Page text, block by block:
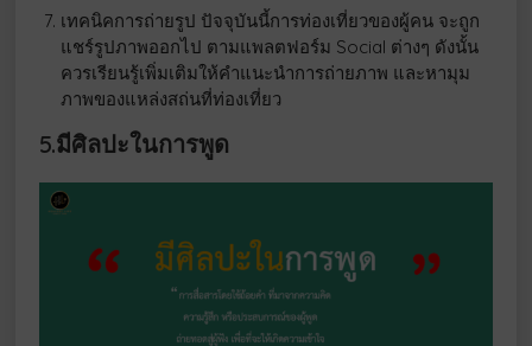
เทคนิคการถ่ายรูป ปัจจุบันนี้การท่องเที่ยวของผู้คน จะถูก
แชร์รูปภาพออกไป ตามแพลตฟอร์ม Social ต่างๆ ดังนั้น
ควรเรียนรู้เพิ่มเติมให้คำแนะนำการถ่ายภาพ และหามุม
ภาพของแหล่งสถ่นที่ท่องเที่ยว
5.มีศิลปะในการพูด